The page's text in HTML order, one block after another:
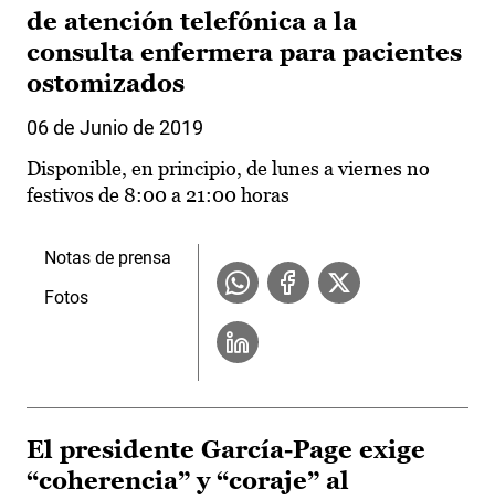
de atención telefónica a la
consulta enfermera para pacientes
ostomizados
06 de Junio de 2019
Disponible, en principio, de lunes a viernes no
festivos de 8:00 a 21:00 horas
Notas de prensa
Fotos
El presidente García-Page exige
“coherencia” y “coraje” al